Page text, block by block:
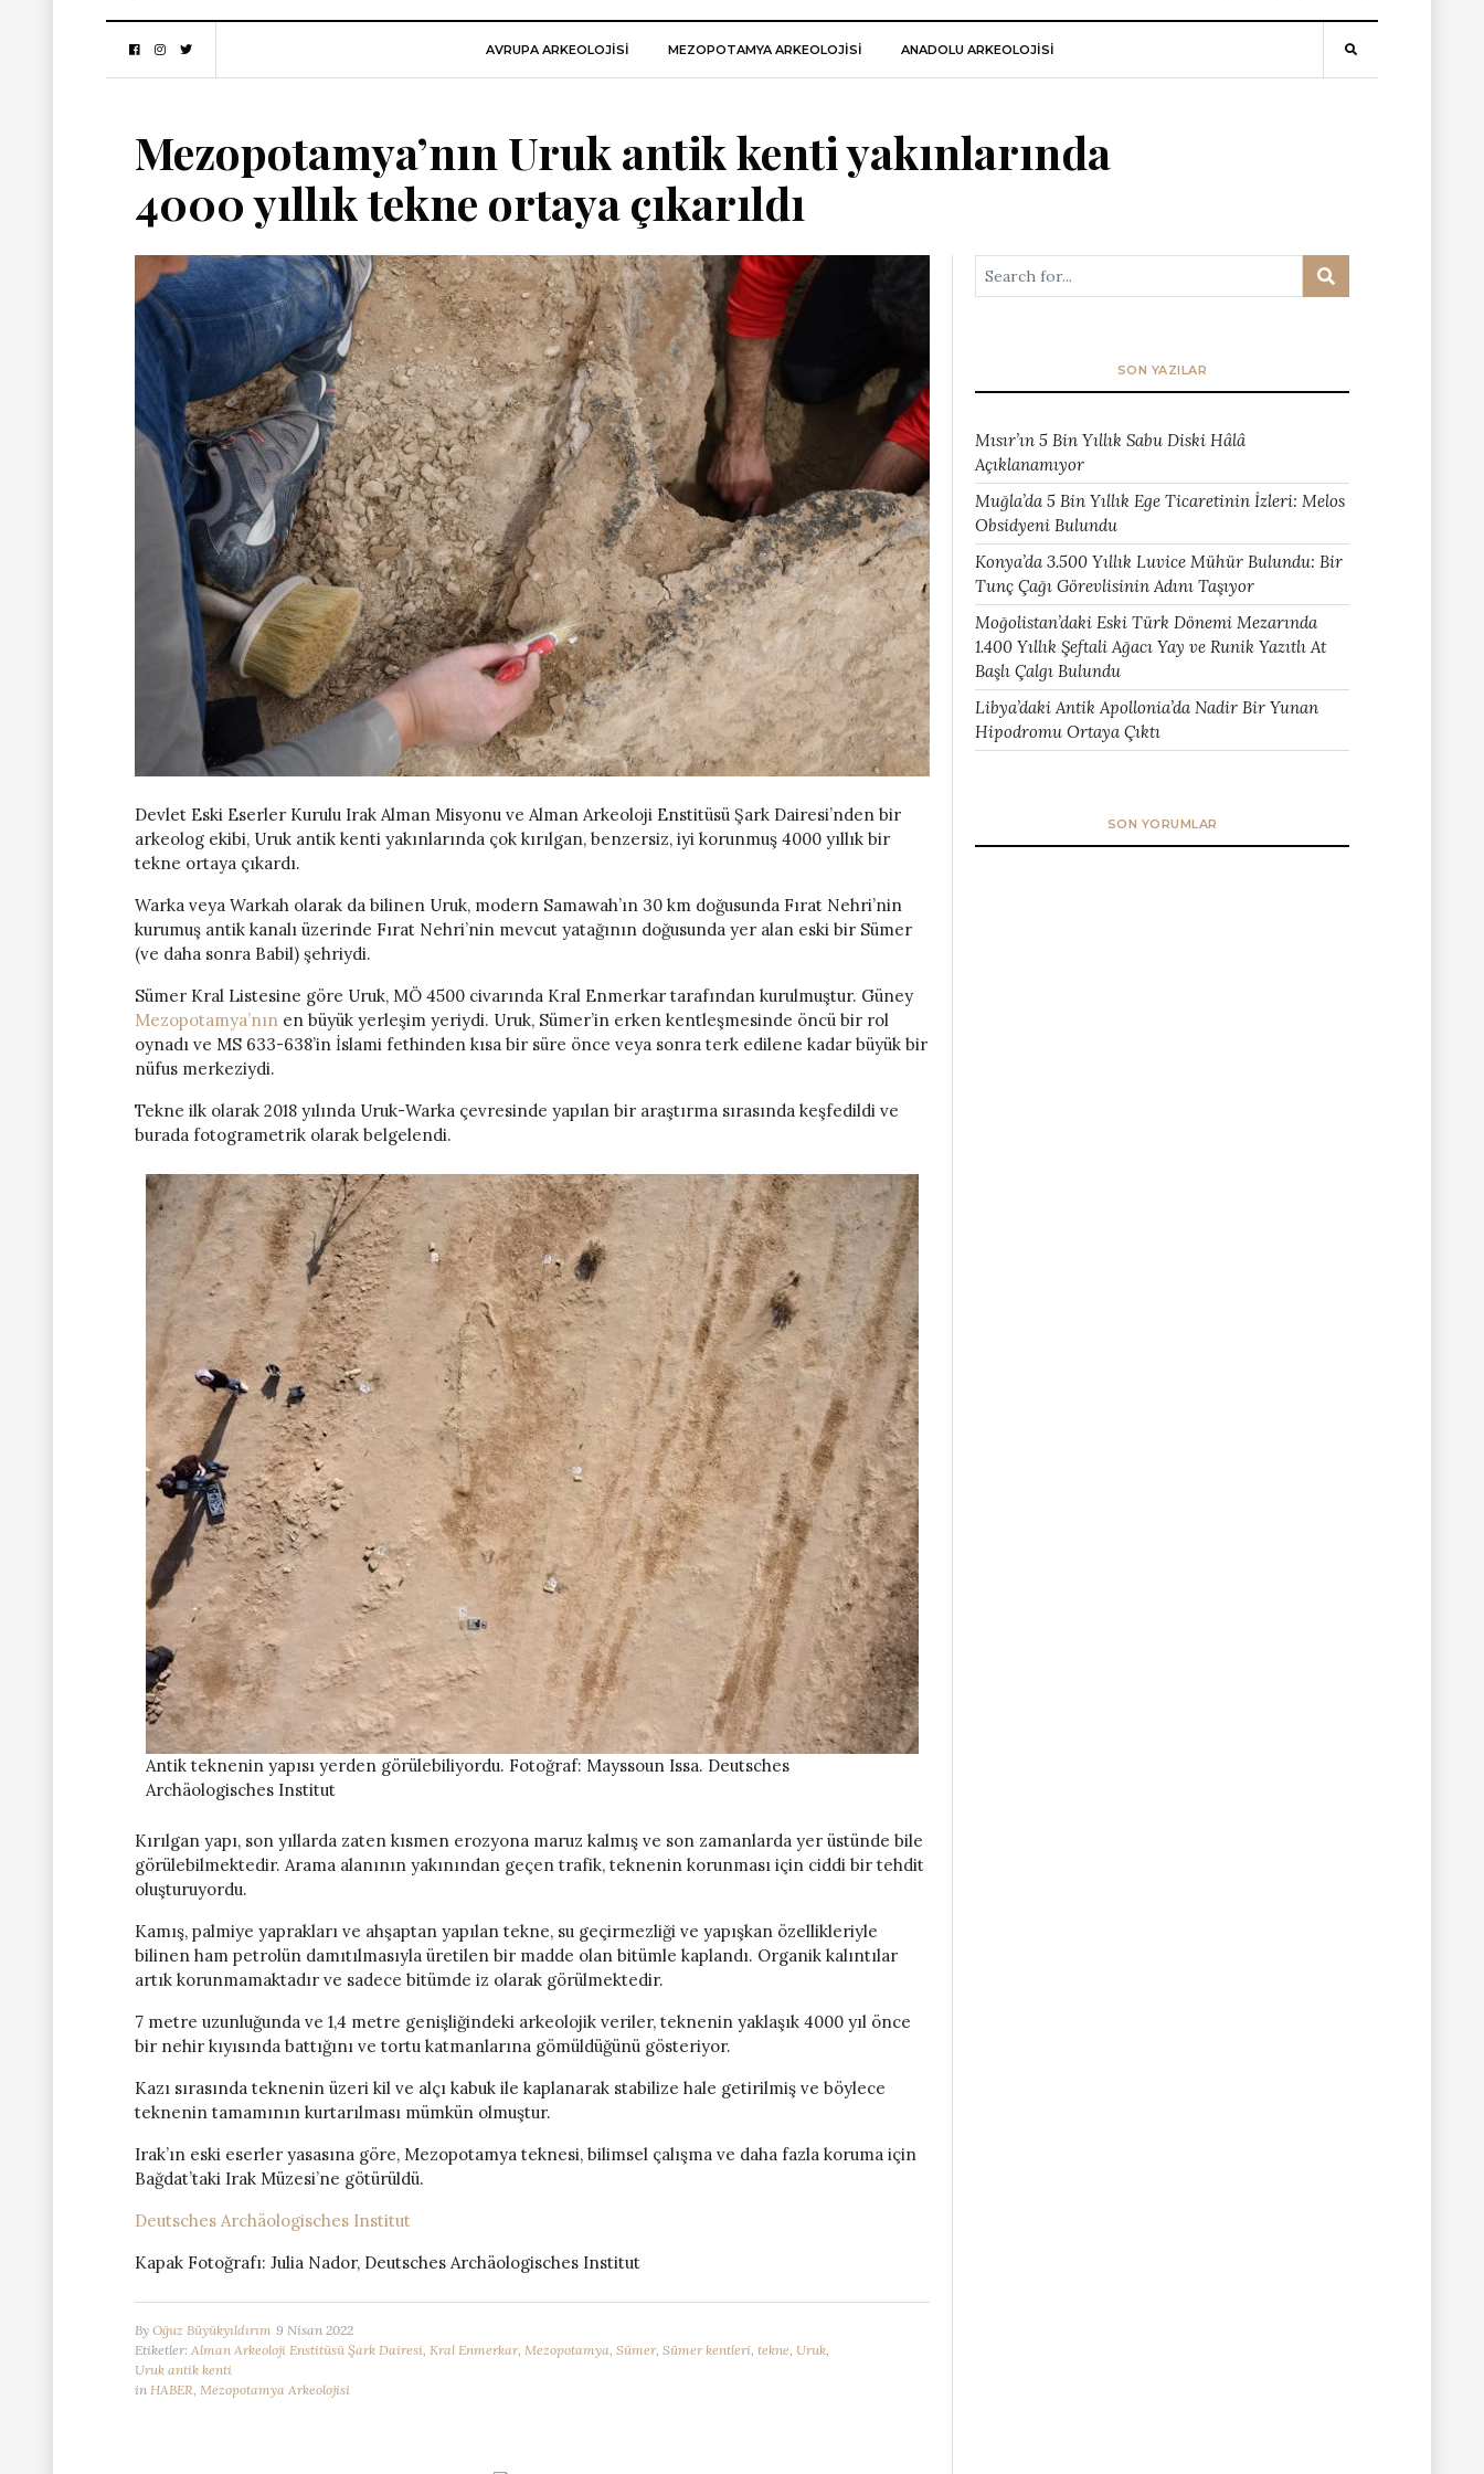
AVRUPA ARKEOLOJISI MEZOPOTAMYA ARKEOLOJISI ANADOLU ARKEOLOJİSİ
Mezopotamya’nın Uruk antik kenti yakınlarında
4000 yıllık tekne ortaya çıkarıldı
Devlet Eski Eserler Kurulu Irak Alman Misyonu ve Alman Arkeoloji Enstitüsü Şark Dairesi’nden bir
arkeolog ekibi, Uruk antik kenti yakınlarında çok kırılgan, benzersiz, iyi korunmuş 4000 yıllık bir
tekne ortaya çıkardı.
Warka veya Warkah olarak da bilinen Uruk, modern Samawah’ın 30 km doğusunda Fırat Nehri’nin
kurumuş antik kanalı üzerinde Fırat Nehri’nin mevcut yatağının doğusunda yer alan eski bir Sümer
(ve daha sonra Babil) şehriydi.
Sümer Kral Listesine göre Uruk, MÖ 4500 civarında Kral Enmerkar tarafından kurulmuştur. Güney
Mezopotamya’nın en büyük yerleşim yeriydi. Uruk, Sümer’in erken kentleşmesinde öncü bir rol
oynadı ve MS 633-638’in İslami fethinden kısa bir süre önce veya sonra terk edilene kadar büyük bir
nüfus merkeziydi.
Tekne ilk olarak 2018 yılında Uruk-Warka çevresinde yapılan bir araştırma sırasında keşfedildi ve
burada fotogrametrik olarak belgelendi.
Antik teknenin yapısı yerden görülebiliyordu. Fotoğraf: Mayssoun Issa. Deutsches
Archäologisches Institut
Kırılgan yapı, son yıllarda zaten kısmen erozyona maruz kalmış ve son zamanlarda yer üstünde bile
görülebilmektedir. Arama alanının yakınından geçen trafik, teknenin korunması için ciddi bir tehdit
oluşturuyordu.
Kamış, palmiye yaprakları ve ahşaptan yapılan tekne, su geçirmezliği ve yapışkan özellikleriyle
bilinen ham petrolün damıtılmasıyla üretilen bir madde olan bitümle kaplandı. Organik kalıntılar
artık korunmamaktadır ve sadece bitümde iz olarak görülmektedir.
7 metre uzunluğunda ve 1,4 metre genişliğindeki arkeolojik veriler, teknenin yaklaşık 4000 yıl önce
bir nehir kıyısında battığını ve tortu katmanlarına gömüldüğünü gösteriyor.
Kazı sırasında teknenin üzeri kil ve alçı kabuk ile kaplanarak stabilize hale getirilmiş ve böylece
teknenin tamamının kurtarılması mümkün olmuştur.
Irak’ın eski eserler yasasına göre, Mezopotamya teknesi, bilimsel çalışma ve daha fazla koruma için
Bağdat’taki Irak Müzesi’ne götürüldü.
Deutsches Archäologisches Institut
Kapak Fotoğrafı: Julia Nador, Deutsches Archäologisches Institut
By Oğuz Büyükyıldırım 9 Nisan 2022
Etiketler: Alman Arkeoloji Enstitüsü Şark Dairesi, Kral Enmerkar, Mezopotamya, Sümer, Sümer kentleri, tekne, Uruk,
Uruk antik kenti
in HABER, Mezopotamya Arkeolojisi
SON YAZILAR
Mısır’ın 5 Bin Yıllık Sabu Diski Hâlâ
Açıklanamıyor
Muğla’da 5 Bin Yıllık Ege Ticaretinin İzleri: Melos
Obsidyeni Bulundu
Konya’da 3.500 Yıllık Luvice Mühür Bulundu: Bir
Tunç Çağı Görevlisinin Adını Taşıyor
Moğolistan’daki Eski Türk Dönemi Mezarında
1.400 Yıllık Şeftali Ağacı Yay ve Runik Yazıtlı At
Başlı Çalgı Bulundu
Libya’daki Antik Apollonia’da Nadir Bir Yunan
Hipodromu Ortaya Çıktı
SON YORUMLAR